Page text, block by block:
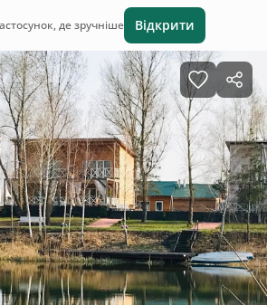
де зручніше Відкрити